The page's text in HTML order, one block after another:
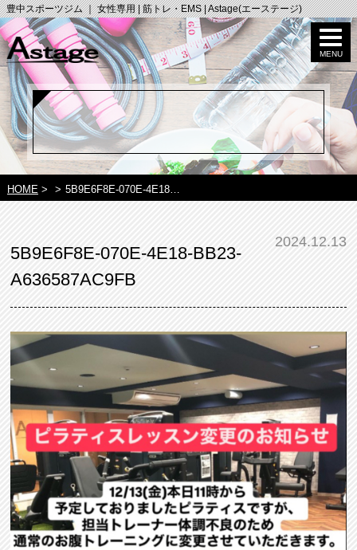
豊中スポーツジム ｜ 女性専用 | 筋トレ・EMS | Astage(エーステージ)
HOME> > 5B9E6F8E-070E-4E18…
2024.12.13
5B9E6F8E-070E-4E18-BB23-
A636587AC9FB